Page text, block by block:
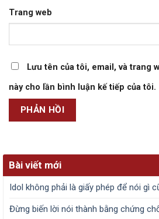
Trang web
Lưu tên của tôi, email, và trang
này cho lần bình luận kế tiếp của tôi.
Bài viết mới
Idol không phải là giấy phép để nói gì
Đừng biến lời nói thành bằng chứng